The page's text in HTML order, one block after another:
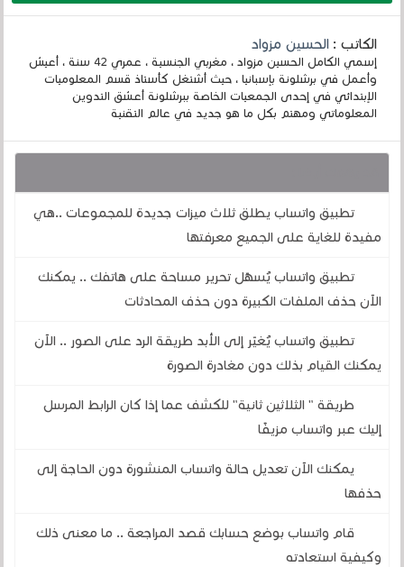
الكاتب :الحسين مزواد
إسمي الكامل الحسين مزواد ، مغربي الجنسية ، عمري 42 سنة ، أعيش
وأعمل في برشلونة بإسبانيا ، حيث أشتغل كأستاذ قسم المعلوميات
الإبتدائي في إحدى الجمعيات الخاصة ببرشلونة أعشق التدوين
المعلوماتي ومهتم بكل ما هو جديد في عالم التقنية
تطبيق واتساب يطلق ثلاث ميزات جديدة للمجموعات ..هي
مفيدة للغاية على الجميع معرفتها
تطبيق واتساب يُسهّل تحرير مساحة على هاتفك .. يمكنك
الآن حذف الملفات الكبيرة دون حذف المحادثات
تطبيق واتساب يُغيّر إلى الأبد طريقة الرد على الصور .. الآن
يمكنك القيام بذلك دون مغادرة الصورة
طريقة " الثلاثين ثانية" للكشف عما إذا كان الرابط المرسل
إليك عبر واتساب مزيفًا
يمكنك الآن تعديل حالة واتساب المنشورة دون الحاجة إلى
حذفها
قام واتساب بوضع حسابك قصد المراجعة .. ما معنى ذلك
وكيفية استعادته